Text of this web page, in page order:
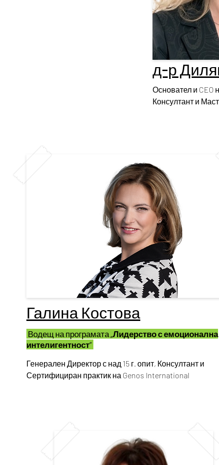
д-р
Основател и CEO
Консултант и
Галина Костова
Водещ на програмата „Лидерство с емоционална
интелигентност“
Генерален Директор с над 15 г. опит, Консултант и
Сертифициран практик на Genos International